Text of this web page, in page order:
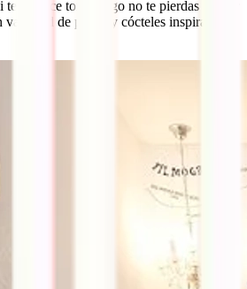
apetece tomar algo no te pierdas su Bar
variedad de platos y cócteles inspiradas